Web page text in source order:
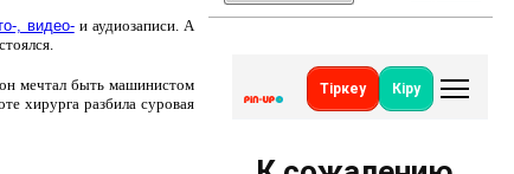
, видео-и аудиозаписи. А
мечтал быть машинистом
хирурга разбила суровая